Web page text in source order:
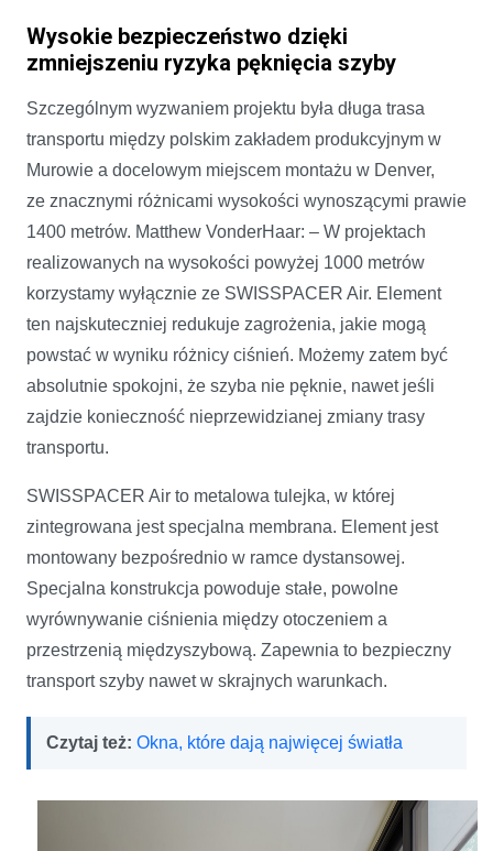
Wysokie bezpieczeństwo dzięki
zmniejszeniu ryzyka pęknięcia szyby
Szczególnym wyzwaniem projektu była długa trasa
transportu między polskim zakładem produkcyjnym w
Murowie a docelowym miejscem montażu w Denver,
ze znacznymi różnicami wysokości wynoszącymi prawie
1400 metrów. Matthew VonderHaar: – W projektach
realizowanych na wysokości powyżej 1000 metrów
korzystamy wyłącznie ze SWISSPACER Air. Element
ten najskuteczniej redukuje zagrożenia, jakie mogą
powstać w wyniku różnicy ciśnień. Możemy zatem być
absolutnie spokojni, że szyba nie pęknie, nawet jeśli
zajdzie konieczność nieprzewidzianej zmiany trasy
transportu.
SWISSPACER Air to metalowa tulejka, w której
zintegrowana jest specjalna membrana. Element jest
montowany bezpośrednio w ramce dystansowej.
Specjalna konstrukcja powoduje stałe, powolne
wyrównywanie ciśnienia między otoczeniem a
przestrzenią międzyszybową. Zapewnia to bezpieczny
transport szyby nawet w skrajnych warunkach.
Czytaj też: Okna, które dają najwięcej światła